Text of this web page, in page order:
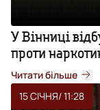
У Вінниці
проти
Читати більше
15 СІЧНЯ/ 11:28